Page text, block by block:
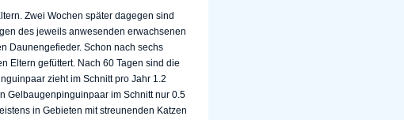
Zwei Wochen später dagegen sind
des jeweils anwesenden erwachsenen
Daunengefieder. Schon nach sechs
Eltern gefüttert. Nach 60 Tagen sind die
zieht im Schnitt pro Jahr 1.2
Gelbaugenpinguinpaar im Schnitt nur 0.5
in Gebieten mit streunenden Katzen